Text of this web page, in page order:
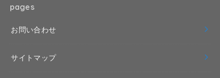
pages
お問い合わせ
サイトマップ